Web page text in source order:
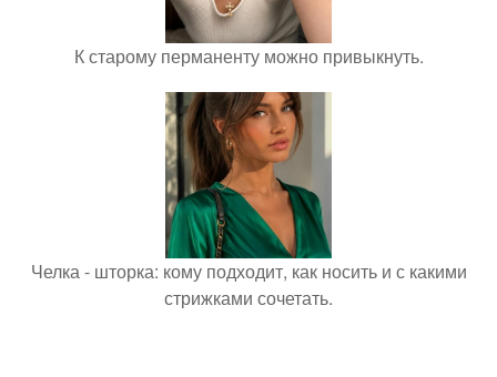
К старому перманенту можно привыкнуть.
Челка - шторка: кому подходит, как носить и с какими
стрижками сочетать.